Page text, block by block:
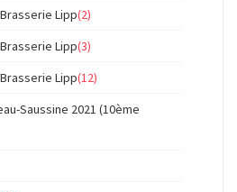
Lipp(2)
Lipp(3)
Lipp(12)
Saussine 2021 (10ème